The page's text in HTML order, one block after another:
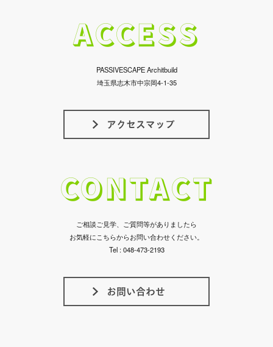
ACCESS
PASSIVESCAPE Architbuild
埼玉県志木市中宗岡4-1-35
CONTACT
ご相談ご見学、ご質問等がありましたら
お気軽にこちらからお問い合わせください。
Tel : 048-473-2193